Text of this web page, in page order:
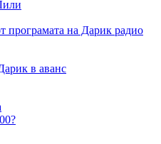
програмата на Дарик радио
в аванс